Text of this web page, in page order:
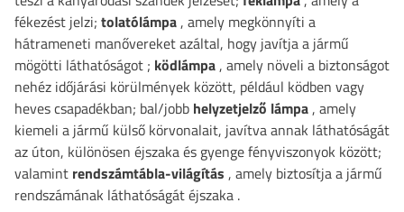
fékezést jelzi; tolatólámpa, amely megkönnyíti a
hátrameneti manővereket azáltal, hogy javítja a jármű
mögötti láthatóságot ; ködlámpa, amely növeli a biztonságot
nehéz időjárási körülmények között, például ködben vagy
heves csapadékban; bal/jobb helyzetjelző lámpa, amely
kiemeli a jármű külső körvonalait, javítva annak láthatóságát
az úton, különösen éjszaka és gyenge fényviszonyok között;
valamint rendszámtábla-világítás , amely biztosítja a jármű
rendszámának láthatóságát éjszaka .